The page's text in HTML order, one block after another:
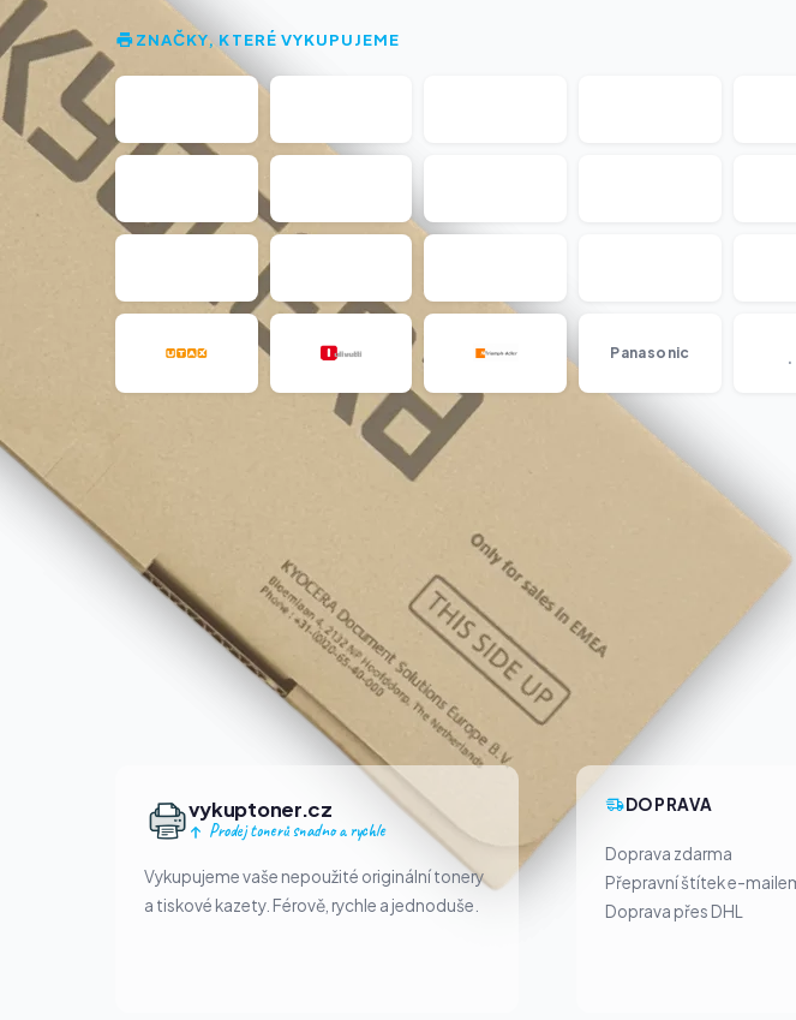
ZNAČKY, KTERÉ VYKUPUJEME
Panasonic
vykuptoner.cz
Prodej tonerů snadno a rychle
Vykupujeme vaše nepoužité originální tonery
a tiskové kazety. Férově, rychle a jednoduše.
DOPRAVA
Doprava zdarma
Přepravní štítek e-
Doprava přes DHL